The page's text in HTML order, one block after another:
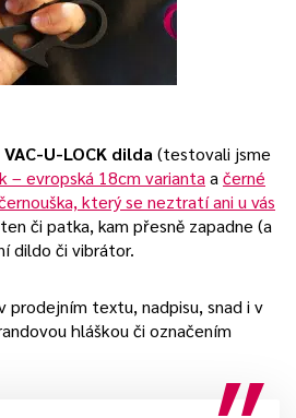
U-LOCK dilda (testovali jsme
– evropská 18cm varianta a černé
který se neztratí ani u vás
či patka, kam přesně zapadne (a
dildo či vibrátor.
prodejním textu, nadpisu, snad i v
hláškou či označením